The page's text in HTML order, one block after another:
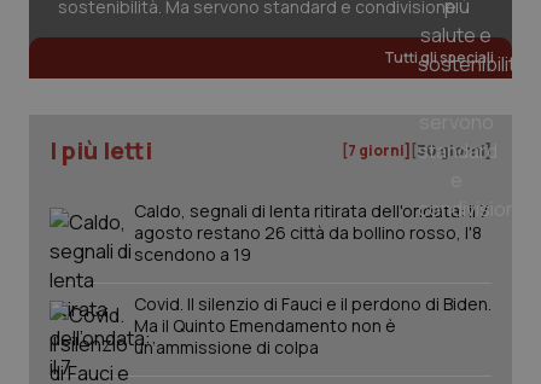
Tiroide
Tumore al seno
Tumore ovarico
Tumori del Polmone & Testa Collo
sostenibilità. Ma servono standard e condivisione
Tutti gli speciali
I più letti [7 giorni] [30 giorni]
Caldo, segnali di lenta ritirata dell'ondata: il 7
agosto restano 26 città da bollino rosso, l'8
scendono a 19
Covid. Il silenzio di Fauci e il perdono di Biden.
Ma il Quinto Emendamento non è
un’ammissione di colpa
CookieScriptConsent
CookieScript